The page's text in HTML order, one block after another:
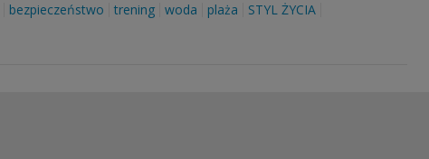
bezpieczeństwo trening woda plaża STYL ŻYCIA